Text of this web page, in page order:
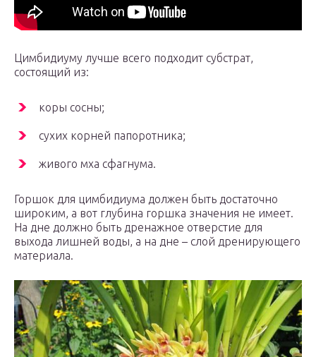
Цимбидиуму лучше всего подходит субстрат,
состоящий из:
коры сосны;
сухих корней папоротника;
живого мха сфагнума.
Горшок для цимбидиума должен быть достаточно
широким, а вот глубина горшка значения не имеет.
На дне должно быть дренажное отверстие для
выхода лишней воды, а на дне – слой дренирующего
материала.